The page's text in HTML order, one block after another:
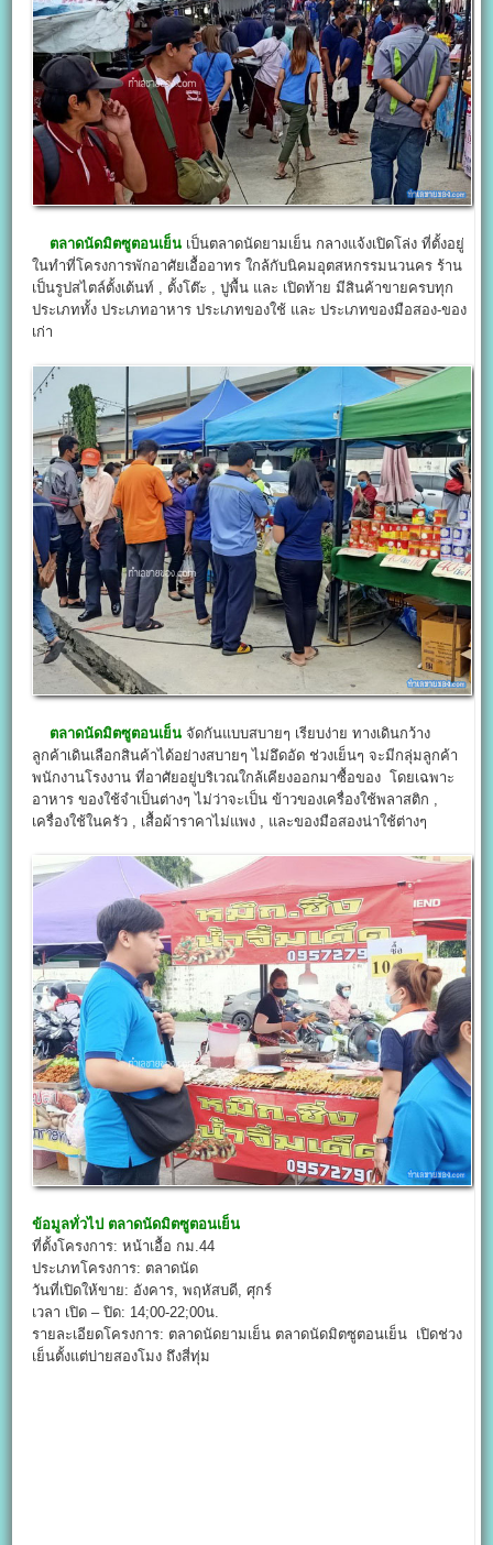
ตลาดนัดมิตซูตอนเย็น เป็นตลาดนัดยามเย็น กลางแจ้งเปิดโล่ง ที่ตั้งอยู่
ในทำที่โครงการพักอาศัยเอื้ออาทร ใกล้กับนิคมอุตสหกรรมนวนคร ร้าน
เป็นรูปสไตล์ตั้งเต้นท์ , ตั้งโต๊ะ , ปูพื้น และ เปิดท้าย มีสินค้าขายครบทุก
ประเภททั้ง ประเภทอาหาร ประเภทของใช้ และ ประเภทของมือสอง-ของ
เก่า
ตลาดนัดมิตซูตอนเย็น จัดกันแบบสบายๆ เรียบง่าย ทางเดินกว้าง
ลูกค้าเดินเลือกสินค้าได้อย่างสบายๆ ไม่อึดอัด ช่วงเย็นๆ จะมีกลุ่มลูกค้า
พนักงานโรงงาน ที่อาศัยอยู่บริเวณใกล้เคียงออกมาซื้อของ โดยเฉพาะ
อาหาร ของใช้จำเป็นต่างๆ ไม่ว่าจะเป็น ข้าวของเครื่องใช้พลาสติก ,
เครื่องใช้ในครัว , เสื้อผ้าราคาไม่แพง , และของมือสองน่าใช้ต่างๆ
ข้อมูลทั่วไป ตลาดนัดมิตซูตอนเย็น
ที่ตั้งโครงการ: หน้าเอื้อ กม.44
ประเภทโครงการ: ตลาดนัด
วันที่เปิดให้ขาย: อังคาร, พฤหัสบดี, ศุกร์
เวลา เปิด – ปิด: 14;00-22;00น.
รายละเอียดโครงการ: ตลาดนัดยามเย็น ตลาดนัดมิตซูตอนเย็น เปิดช่วง
เย็นตั้งแต่บ่ายสองโมง ถึงสี่ทุ่ม